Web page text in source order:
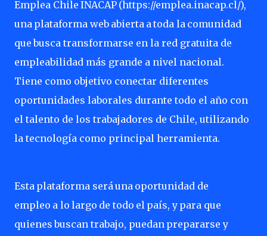
Emplea Chile INACAP (https://emplea.inacap.cl/),
una plataforma web abierta a toda la comunidad
que busca transformarse en la red gratuita de
empleabilidad más grande a nivel nacional.
Tiene como objetivo conectar diferentes
oportunidades laborales durante todo el año con
el talento de los trabajadores de Chile, utilizando
la tecnología como principal herramienta.
Esta plataforma será una oportunidad de
empleo a lo largo de todo el país, y para que
quienes buscan trabajo, puedan prepararse y